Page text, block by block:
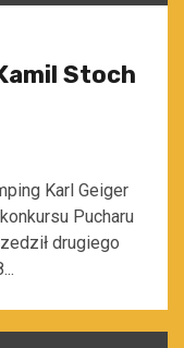
Stoch
Karl Geiger
Pucharu
drugiego